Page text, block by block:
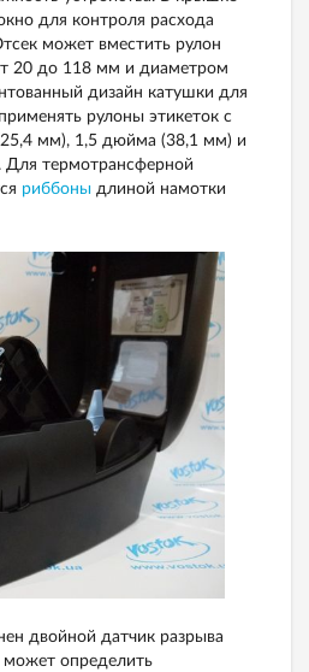
для контроля расхода
может вместить рулон
20 до 118 мм и диаметром
дизайн катушки для
рулоны этикеток с
мм), 1,5 дюйма (38,1 мм) и
термотрансферной
риббоны длиной намотки
двойной датчик разрыва
может определить